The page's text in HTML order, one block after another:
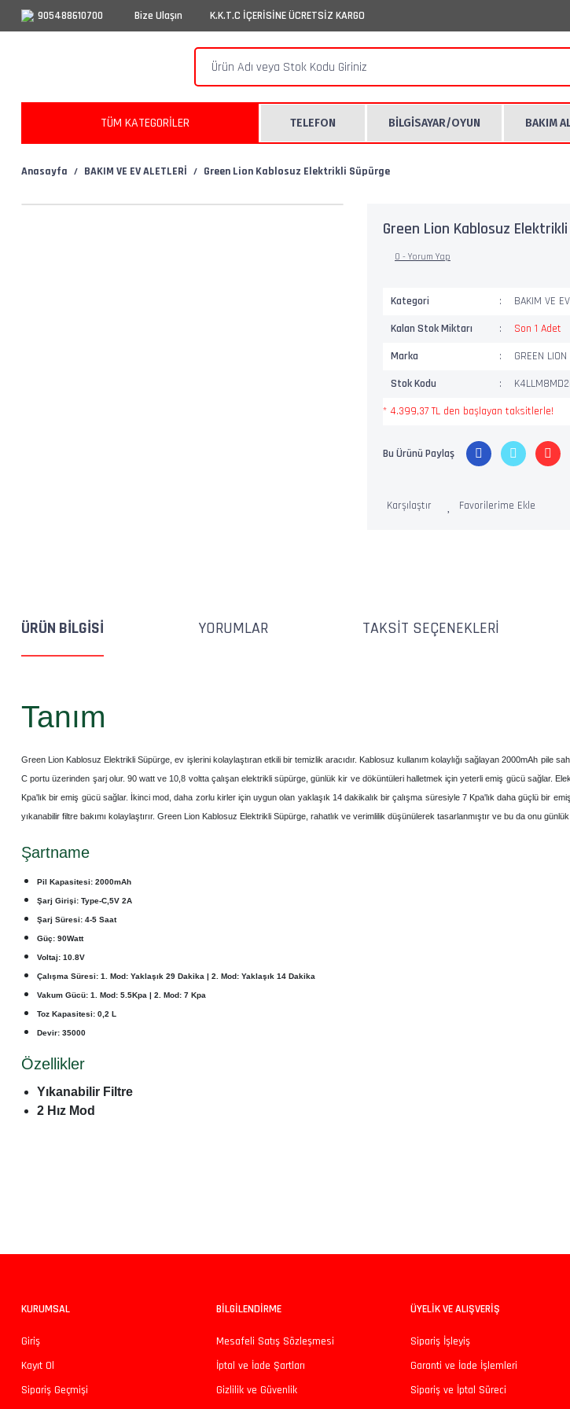
905488610700 Bize Ulaşın K.K.T.C İÇERİSİNE ÜCRETSİZ KARGO
TÜM KATEGORİLER TELEFON BİLGİSAYAR/OYUN BAKIM
Anasayfa BAKIM VE EV ALETLERİ Green Lion Kablosuz Elektrikli Süpürge
Green Lion Kablosuz
0 - Yorum Yap
Kategori BAKIM VE
Kalan Stok Miktarı
Son 1 Adet
Marka
GREEN LION
Stok Kodu
* 4.399,37 TL den başlayan taksitlerle!
Bu Ürünü Paylaş
Karşılaştır
ÜRÜN BILGISI YORUMLAR TAKSIT SEÇENEKLERI
Tanım
Green Lion Kablosuz Elektrikli Süpürge, ev işlerini kolaylaştıran etkili bir temizlik aracıdır. Kablosuz kullanım kolaylığı sağlayan 2000mAh
C portu üzerinden şarj olur. 90 watt ve 10,8 voltta çalışan elektrikli süpürge, günlük kir ve döküntüleri halletmek için yeterli emiş gücü sağlar.
Kpa'lık bir emiş gücü sağlar. İkinci mod, daha zorlu kirler için uygun olan yaklaşık 14 dakikalık bir çalışma süresiyle 7 Kpa'lık daha güçlü bir
yıkanabilir filtre bakımı kolaylaştırır. Green Lion Kablosuz Elektrikli Süpürge, rahatlık ve verimlilik düşünülerek tasarlanmıştır ve bu da onu
Şartname
Pil Kapasitesi: 2000mAh
Şarj Girişi: Type-C,5V 2A
Şarj Süresi: 4-5 Saat
Güç: 90Watt
Voltaj: 10.8V
Çalışma Süresi: 1. Mod: Yaklaşık 29 Dakika | 2. Mod: Yaklaşık 14 Dakika
Vakum Gücü: 1. Mod: 5.5Kpa | 2. Mod: 7 Kpa
Toz Kapasitesi: 0,2 L
Devir: 35000
Özellikler
Yıkanabilir Filtre
2 Hız Mod
Ürün resmi kalitesiz, bozuk veya görüntülenemiyor.
Ürün bilgilerinde hatalar bulunuyor.
KURUMSAL
Giriş
Kayıt Ol
Sipariş Geçmişi
BİLGİLENDİRME
Mesafeli Satış Sözleşmesi
İptal ve İade Şartları
Gizlilik ve Güvenlik
ÜYELİK VE ALIŞVERİŞ
Sipariş İşleyiş
Garanti ve İade İşlemleri
Sipariş ve İptal Süreci